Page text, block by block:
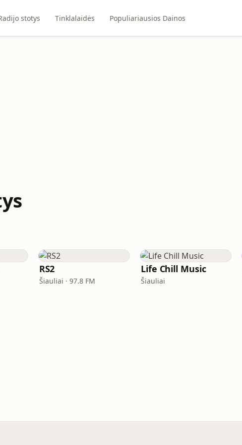
stotys Tinklalaidės Populiariausios Dainos
RS2
Šiauliai · 97.8 FM
Life Chill Music
Šiauliai